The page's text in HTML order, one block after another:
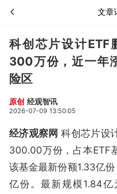
文章
科创芯片设计
300万份，近一年
险区
原创 经观智讯
2026-07-09 13:50:05
经济观察网 科创芯片设
300.00万份，占本ETF
该基金最新份额1.33亿
亿份。最新规模1.84